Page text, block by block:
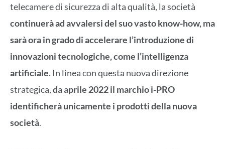
telecamere di sicurezza di alta qualità, la società
continuerà ad avvalersi del suo vasto know-how, ma
sarà ora in grado di accelerare l’introduzione di
innovazioni tecnologiche, come l’intelligenza
artificiale. In linea con questa nuova direzione
strategica,da aprile 2022 il marchio i-PRO
identificherà unicamente i prodotti della nuova
società.